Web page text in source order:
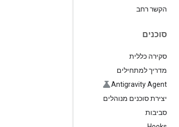
הקשר רחב
סוכנים
סקירה כללית
מדריך למתחילים
Antigravity Agent
יצירת סוכנים מנוהלים
סביבות